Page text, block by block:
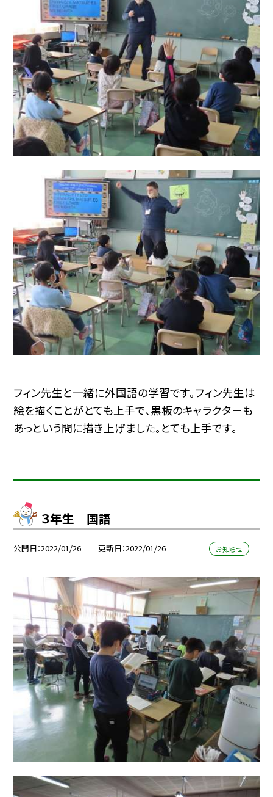
フィン先生と一緒に外国語の学習です。フィン先生は
絵を描くことがとても上手で、黒板のキャラクターも
あっという間に描き上げました。とても上手です。
３年生 国語
公開日 2022/01/26 更新日 2022/01/26 お知らせ